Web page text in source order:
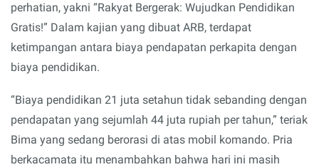
perhatian, yakni “Rakyat Bergerak: Wujudkan Pendidikan
Gratis!” Dalam kajian yang dibuat ARB, terdapat
ketimpangan antara biaya pendapatan perkapita dengan
biaya pendidikan.
“Biaya pendidikan 21 juta setahun tidak sebanding dengan
pendapatan yang sejumlah 44 juta rupiah per tahun,” teriak
Bima yang sedang berorasi di atas mobil komando. Pria
berkacamata itu menambahkan bahwa hari ini masih